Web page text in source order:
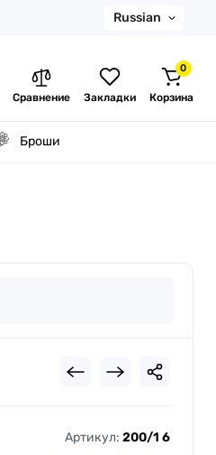
Russian
Сравнение Закладки
0
Корзина
Броши
Артикул: 200/1 6